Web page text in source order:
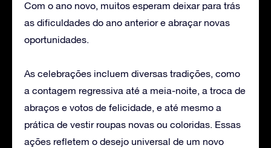
Com o ano novo, muitos esperam deixar para trás
as dificuldades do ano anterior e abraçar novas
oportunidades.
As celebrações incluem diversas tradições, como
a contagem regressiva até a meia-noite, a troca de
abraços e votos de felicidade, e até mesmo a
prática de vestir roupas novas ou coloridas. Essas
ações refletem o desejo universal de um novo